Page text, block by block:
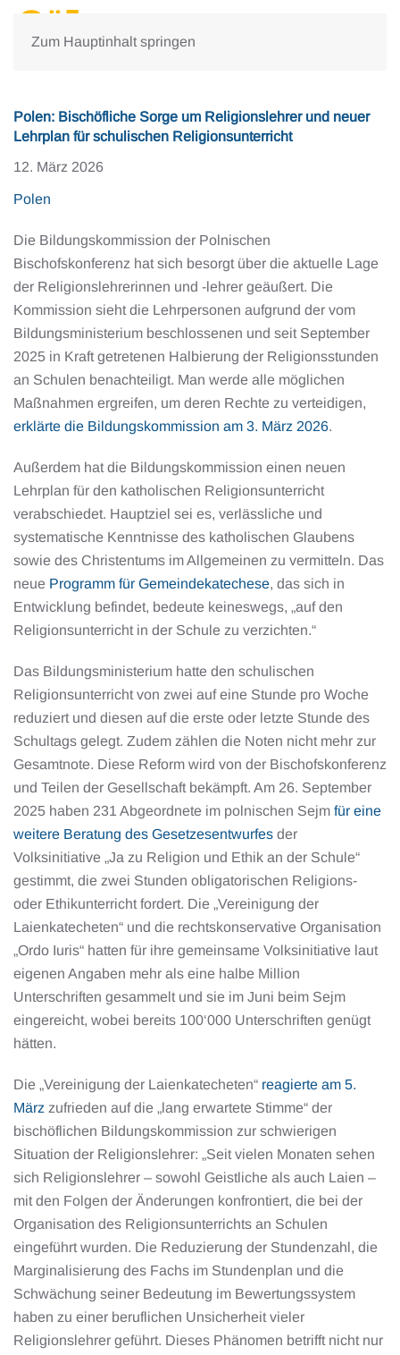
Zum Hauptinhalt springen
Polen: Bischöfliche Sorge um Religionslehrer und neuer
Lehrplan für schulischen Religionsunterricht
12. März 2026
Polen
Die Bildungskommission der Polnischen
Bischofskonferenz hat sich besorgt über die aktuelle Lage
der Religionslehrerinnen und -lehrer geäußert. Die
Kommission sieht die Lehrpersonen aufgrund der vom
Bildungsministerium beschlossenen und seit September
2025 in Kraft getretenen Halbierung der Religionsstunden
an Schulen benachteiligt. Man werde alle möglichen
Maßnahmen ergreifen, um deren Rechte zu verteidigen,
erklärte die Bildungskommission am 3. März 2026.
Außerdem hat die Bildungskommission einen neuen
Lehrplan für den katholischen Religionsunterricht
verabschiedet. Hauptziel sei es, verlässliche und
systematische Kenntnisse des katholischen Glaubens
sowie des Christentums im Allgemeinen zu vermitteln. Das
neue Programm für Gemeindekatechese, das sich in
Entwicklung befindet, bedeute keineswegs, „auf den
Religionsunterricht in der Schule zu verzichten.“
Das Bildungsministerium hatte den schulischen
Religionsunterricht von zwei auf eine Stunde pro Woche
reduziert und diesen auf die erste oder letzte Stunde des
Schultags gelegt. Zudem zählen die Noten nicht mehr zur
Gesamtnote. Diese Reform wird von der Bischofskonferenz
und Teilen der Gesellschaft bekämpft. Am 26. September
2025 haben 231 Abgeordnete im polnischen Sejm für eine
weitere Beratung des Gesetzesentwurfes der
Volksinitiative „Ja zu Religion und Ethik an der Schule“
gestimmt, die zwei Stunden obligatorischen Religions-
oder Ethikunterricht fordert. Die „Vereinigung der
Laienkatecheten“ und die rechtskonservative Organisation
„Ordo Iuris“ hatten für ihre gemeinsame Volksinitiative laut
eigenen Angaben mehr als eine halbe Million
Unterschriften gesammelt und sie im Juni beim Sejm
eingereicht, wobei bereits 100‘000 Unterschriften genügt
hätten.
Die „Vereinigung der Laienkatecheten“ reagierte am 5.
März zufrieden auf die „lang erwartete Stimme“ der
bischöflichen Bildungskommission zur schwierigen
Situation der Religionslehrer: „Seit vielen Monaten sehen
sich Religionslehrer – sowohl Geistliche als auch Laien –
mit den Folgen der Änderungen konfrontiert, die bei der
Organisation des Religionsunterrichts an Schulen
eingeführt wurden. Die Reduzierung der Stundenzahl, die
Marginalisierung des Fachs im Stundenplan und die
Schwächung seiner Bedeutung im Bewertungssystem
haben zu einer beruflichen Unsicherheit vieler
Religionslehrer geführt. Dieses Phänomen betrifft nicht nur